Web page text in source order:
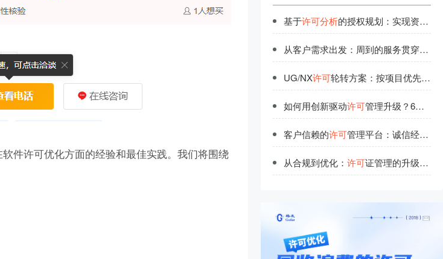
件许可优化方面的经验和最佳实践。我们将围绕
基于许可分析的授权规划：实现资源最优配置
从客户需求出发：周到的服务贯穿
许可
UG/NX许可轮转方案：按项目优先级分配，空闲自动流转
如何用创新驱动许可管理升级？6大前沿实践
客户信赖的许可管理平台：诚信经营铸就行业口碑
从合规到优化： 许可证管理的升级之道